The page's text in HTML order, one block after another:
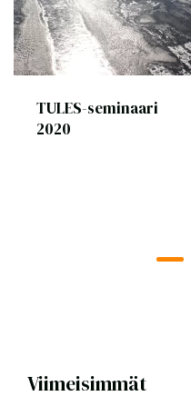
TULES-seminaari
2020
Viimeisimmät